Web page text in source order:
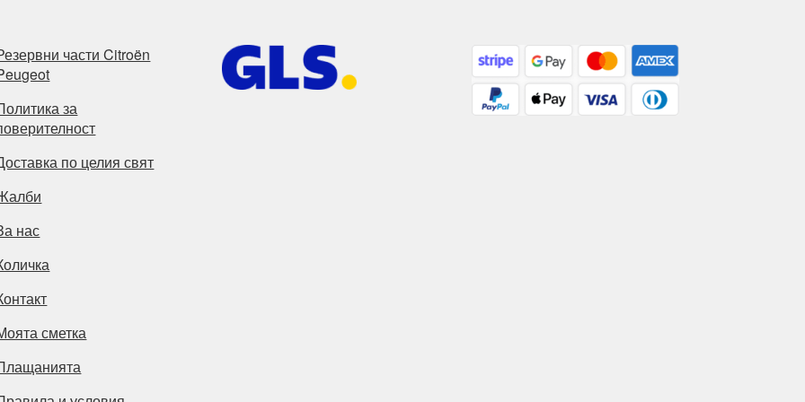
части Citroën
за
по целия свят
нас
сметка